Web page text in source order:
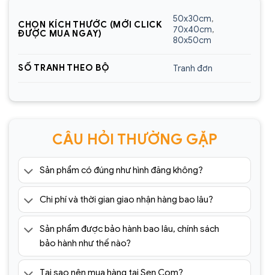
Đồng Hồ Treo Tường Tráng Gương TG06(1)
tại Hà Nội với hơn 1001+ mẫutranh tráng gương
, cam kết chất
lượng, giá cả cạnh tranh tốt nhất trên thị trường
hiện nay.
Chịu trách nhiệm về sản phẩm :
Công ty Cổ Phần Xây Dựng và Thương Mại
Sencom Việt Nam
Website:https://sencom.vn/
CHỌN KÍCH THƯỚC (MỚI CLICK
ĐƯỢC MUA NGAY)
50x30cm,
70x40cm,
80x50cm
SỐ TRANH THEO BỘ Tranh đơn
CÂU HỎI THƯỜNG GẶP
Sản phẩm có đúng như hình đăng không?
Chi phí và thời gian giao nhận hàng bao lâu?
Sản phẩm được bảo hành bao lâu, chính sách
bảo hành như thế nào?
Tại sao nên mua hàng tại Sen Com?